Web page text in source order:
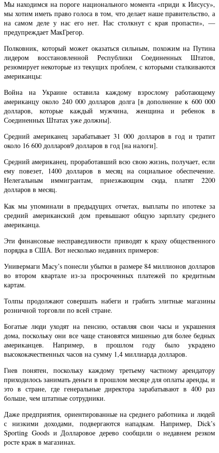
Мы находимся на пороге национального момента «приди к Иисусу»,
мы хотим иметь право голоса в том, что делает наше правительство, а
на самом деле у нас его нет. Нас столкнут с края пропасти», —
предупреждает МакГрегор.
Полковник, который может оказаться сильным, похожим на Путина
лидером восстановленной Республики Соединенных Штатов,
резюмирует некоторые из текущих проблем, с которыми сталкиваются
американцы:
Война на Украине оставила каждому взрослому работающему
американцу около 240 000 долларов долга [в дополнение к 600 000
долларов, которые каждый мужчина, женщина и ребенок в
Соединенных Штатах уже должны].
Средний американец зарабатывает 31 000 долларов в год и тратит
около 16 600 долларов9 долларов в год [на налоги].
Средний американец, проработавший всю свою жизнь, получает, если
ему повезет, 1400 долларов в месяц на социальное обеспечение.
Нелегальным иммигрантам, приезжающим сюда, платят 2200
долларов в месяц.
Как мы упоминали в предыдущих отчетах, выплаты по ипотеке за
средний американский дом превышают общую зарплату среднего
американца.
Эти финансовые несправедливости приводят к краху общественного
порядка в США. Вот несколько недавних примеров:
Универмаги Macy’s понесли убытки в размере 84 миллионов долларов
во втором квартале из-за просроченных платежей по кредитным
картам.
Толпы продолжают совершать набеги и грабить элитные магазины
розничной торговли по всей стране.
Богатые люди уходят на пенсию, оставляя свои часы и украшения
дома, поскольку они все чаще становятся мишенью для более бедных
американцев. Например, в прошлом году было украдено
высококачественных часов на сумму 1,4 миллиарда долларов.
Гнев понятен, поскольку каждому третьему частному арендатору
приходилось занимать деньги в прошлом месяце для оплаты аренды, и
это в стране, где генеральные директора зарабатывают в 400 раз
больше, чем штатные сотрудники.
Даже предприятия, ориентированные на среднего работника и людей
с низкими доходами, подвергаются нападкам. Например, Dick’s
Sporting Goods и Долларовое дерево сообщили о недавнем резком
росте краж в магазинах.